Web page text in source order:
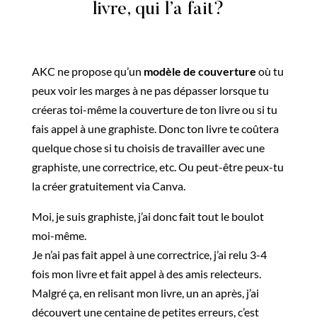
livre, qui l’a fait?
AKC ne propose qu’un modèle de couverture où tu
peux voir les marges à ne pas dépasser lorsque tu
créeras toi-même la couverture de ton livre ou si tu
fais appel à une graphiste. Donc ton livre te coûtera
quelque chose si tu choisis de travailler avec une
graphiste, une correctrice, etc. Ou peut-être peux-tu
la créer gratuitement via Canva.
Moi, je suis graphiste, j’ai donc fait tout le boulot
moi-même.
Je n’ai pas fait appel à une correctrice, j’ai relu 3-4
fois mon livre et fait appel à des amis relecteurs.
Malgré ça, en relisant mon livre, un an après, j’ai
découvert une centaine de petites erreurs, c’est